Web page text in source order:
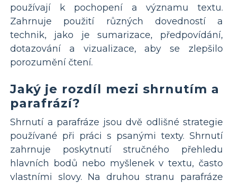
používají k pochopení a významu textu.
Zahrnuje použití různých dovedností a
technik, jako je sumarizace, předpovídání,
dotazování a vizualizace, aby se zlepšilo
porozumění čtení.
Jaký je rozdíl mezi shrnutím a
parafrází?
Shrnutí a parafráze jsou dvě odlišné strategie
používané při práci s psanými texty. Shrnutí
zahrnuje poskytnutí stručného přehledu
hlavních bodů nebo myšlenek v textu, často
vlastními slovy. Na druhou stranu parafráze